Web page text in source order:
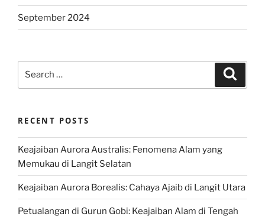
September 2024
RECENT POSTS
Keajaiban Aurora Australis: Fenomena Alam yang
Memukau di Langit Selatan
Keajaiban Aurora Borealis: Cahaya Ajaib di Langit Utara
Petualangan di Gurun Gobi: Keajaiban Alam di Tengah